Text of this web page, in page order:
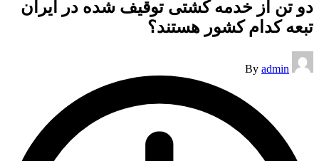
دو تن از خدمه کشتی توقیف شده در ایران
تبعه کدام کشور هستند؟
Posted
by
By admin